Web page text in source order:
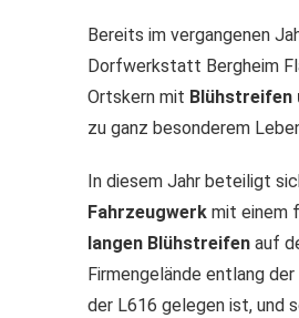
Bereits im vergangenen
Dorfwerkstatt Bergheim
Ortskern mit Blühstreifen
zu ganz besonderem
In diesem Jahr beteiligt
Fahrzeugwerk mit einem
langen Blühstreifen auf
Firmengelände entlang
der L616 gelegen ist, und